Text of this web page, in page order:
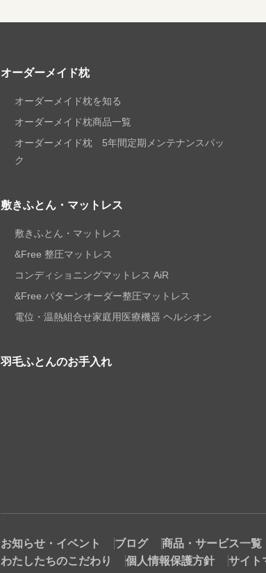
オーダーメイド枕
オーダーメイド枕を知る
オーダーメイド枕商品一覧
オーダーメイド枕 5年間定期メンテナンスパッ
ク
敷きふとん・マットレス
敷きふとん・マットレス
&Free 整圧マットレス
コンディショニングマットレス AiR
&Free パターンオーダー整圧マットレス
電位・温熱組合せ家庭用医療機器 ヘルシオン
羽毛ふとんのお手入れ
お知らせ・イベント ブログ 商品・サービス一覧
わたしたちのこだわり
個人情報保護方針 サイト